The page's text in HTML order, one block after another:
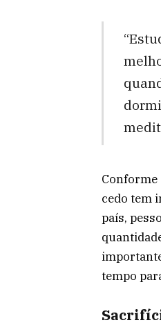
Conforme
cedo tem
país,
tempo